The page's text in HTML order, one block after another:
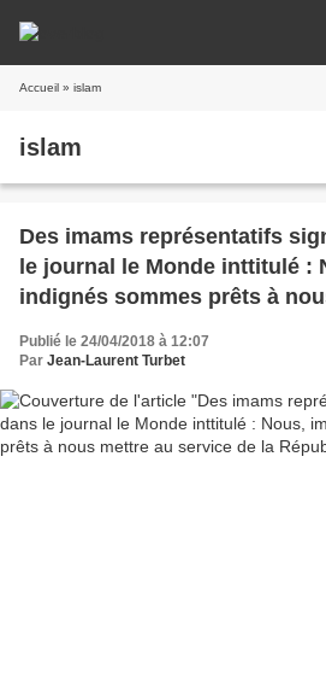
Accueil » islam
islam
Des imams représentatifs
le journal le Monde inttitulé :
indignés sommes prêts à
service de la République
Publié le 24/04/2018 à 12:07
Par Jean-Laurent Turbet